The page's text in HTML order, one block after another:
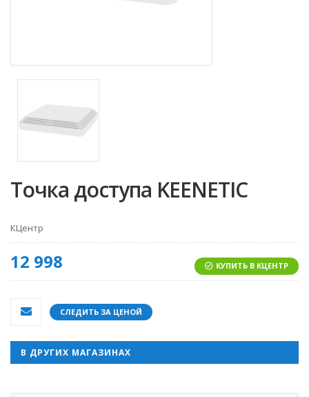
Точка доступа KEENETIC
КЦентр
12 998 КУПИТЬ В КЦЕНТР
СЛЕДИТЬ ЗА ЦЕНОЙ
В ДРУГИХ МАГАЗИНАХ